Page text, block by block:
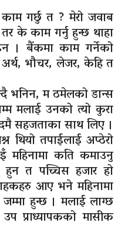
गर्छु त ? मेरो जवाब
के काम गर्नु हुन्छ थाहा
। बैंकमा काम गर्नेको
भौचर, लेजर, केहि त
भनिन, म ठमेलको डान्स
मलाई उनको त्यो कुरा
सहजताका साथ लिए ।
थियो तपाईलाई अप्ठेरो
महिनामा कति कमाउनु
त पच्चिस हजार हो
आए भने महिनामा
हुन्छ । मलाई लाग्छ
प्राध्यापकको मासीक